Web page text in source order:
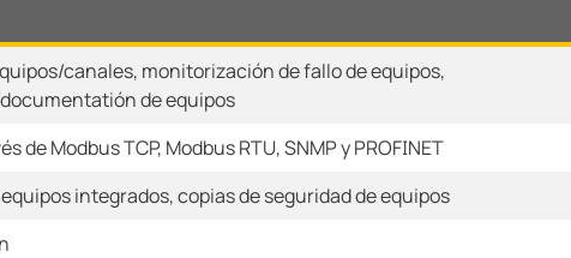
canales, monitorización de fallo de equipos,
de equipos
de Modbus TCP, Modbus RTU, SNMP y PROFINET
integrados, copias de seguridad de equipos